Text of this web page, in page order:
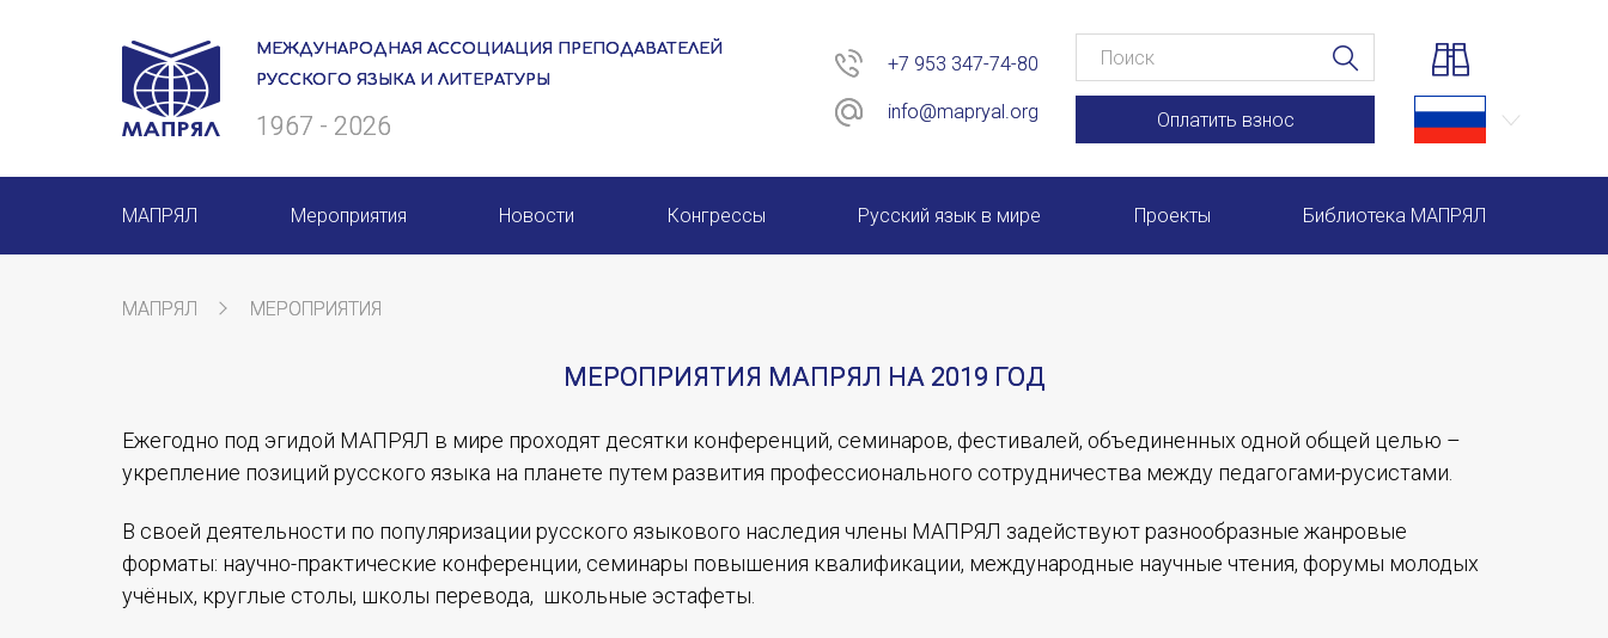
МЕЖДУНАРОДНАЯ АССОЦИАЦИЯ ПРЕПОДАВАТЕЛЕЙ
РУССКОГО ЯЗЫКА И ЛИТЕРАТУРЫ
1967 - 2026
+7 953 347-74-80
info@mapryal.org Оплатить взнос
МАПРЯЛ
Секретариат
Члены МАПРЯЛ
Устав МАПРЯЛ
Вступить в МАПРЯЛ
Мероприятия Новости Конгрессы
XV КОНГРЕСС МАПРЯЛ
XVI КОНГРЕСС МАПРЯЛ
Русский язык в мире Проекты
Семинар в Абу-Даби: Русский язык и страноведение
Комплексное исследование функционирования
Международный форум TERRA RUSISTICA в Тунисе
Библиотека МАПРЯЛ
МАПРЯЛ МЕРОПРИЯТИЯ
МЕРОПРИЯТИЯ МАПРЯЛ НА 2019 ГОД
Ежегодно под эгидой МАПРЯЛ в мире проходят десятки конференций, семинаров, фестивалей, объединенных одной общей целью –
укрепление позиций русского языка на планете путем развития профессионального сотрудничества между педагогами-русистами.
В своей деятельности по популяризации русского языкового наследия члены МАПРЯЛ задействуют разнообразные жанровые
форматы: научно-практические конференции, семинары повышения квалификации, международные научные чтения, форумы молодых
учёных, круглые столы, школы перевода, школьные эстафеты.